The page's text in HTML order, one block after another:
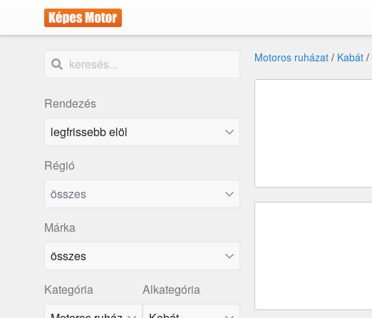
Rendezés
Régió
összes
Márka
összes
Kategória Alkategória
Motoros ruházat / Kabát /